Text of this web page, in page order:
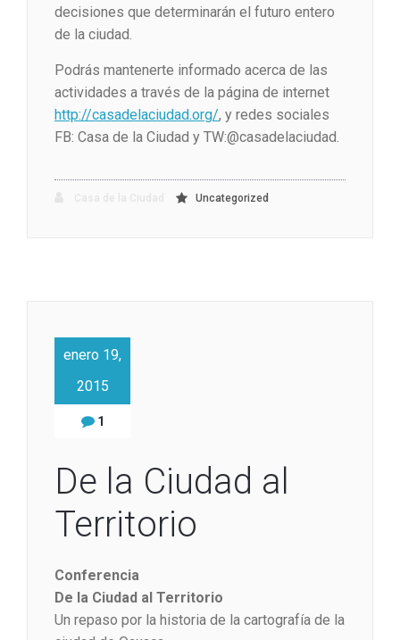
decisiones que determinarán el futuro entero
de la ciudad.
Podrás mantenerte informado acerca de las
actividades a través de la página de internet
http://casadelaciudad.org/, y redes sociales
FB: Casa de la Ciudad y TW:@casadelaciudad.
Uncategorized
enero 19,
2015
1
De la Ciudad al
Territorio
Conferencia
De la Ciudad al Territorio
Un repaso por la historia de la cartografía de la